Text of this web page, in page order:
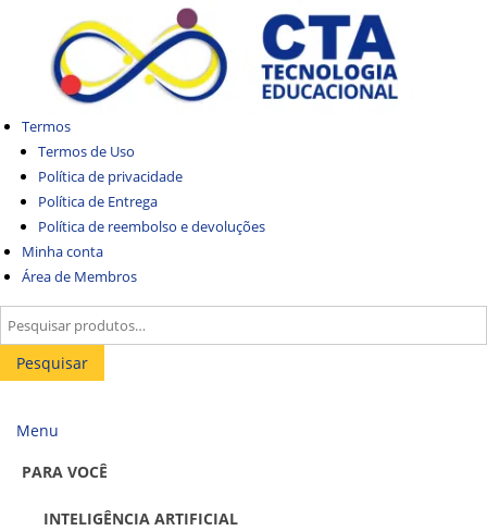
navegação
conteúdo
Termos
Termos de Uso
Política de privacidade
Política de Entrega
Política de reembolso e devoluções
Minha conta
Área de Membros
Pesquisar
por:
Pesquisar
Menu
PARA VOCÊ
INTELIGÊNCIA ARTIFICIAL